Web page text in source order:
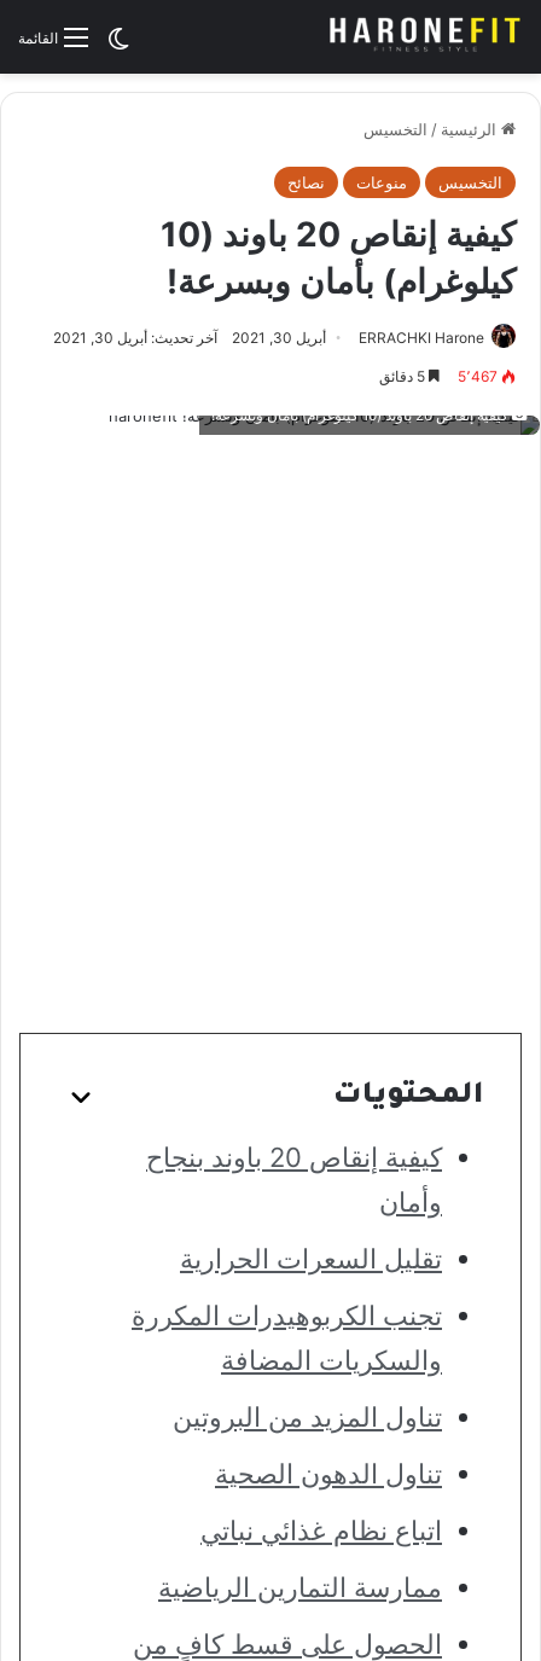
القائمةالوضع
الرئيسية / التخسيس
التخسيس منوعات نصائح
كيفية إنقاص 20 باوند (10
كيلوغرام) بأمان وبسرعة!
ERRACHKI Harone أبريل 30, 2021 آخر تحديث: أبريل 30, 2021
5٬467
كيفية إنقاص 20 باوند (10 كيلوغرام) بأمان وبسرعة!
المحتويات
كيفية إنقاص 20 باوند بنجاح
وأمان
تقليل السعرات الحرارية
تجنب الكربوهيدرات المكررة
والسكريات المضافة
تناول المزيد من البروتين
تناول الدهون الصحية
اتباع نظام غذائي نباتي
ممارسة التمارين الرياضية
الحصول على قسط كافٍ من